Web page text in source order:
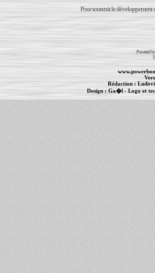
Pour soutenir le développement
Powered
Rédaction :
Design :Ga�l- Logo et
PowerBook